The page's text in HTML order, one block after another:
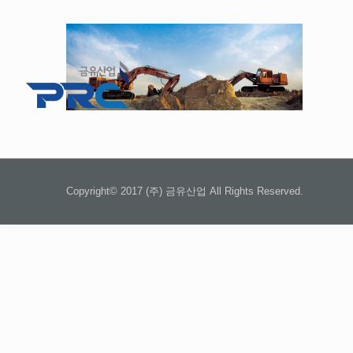
Copyright© 2017 (주) 금유산업 All Rights Reserved.